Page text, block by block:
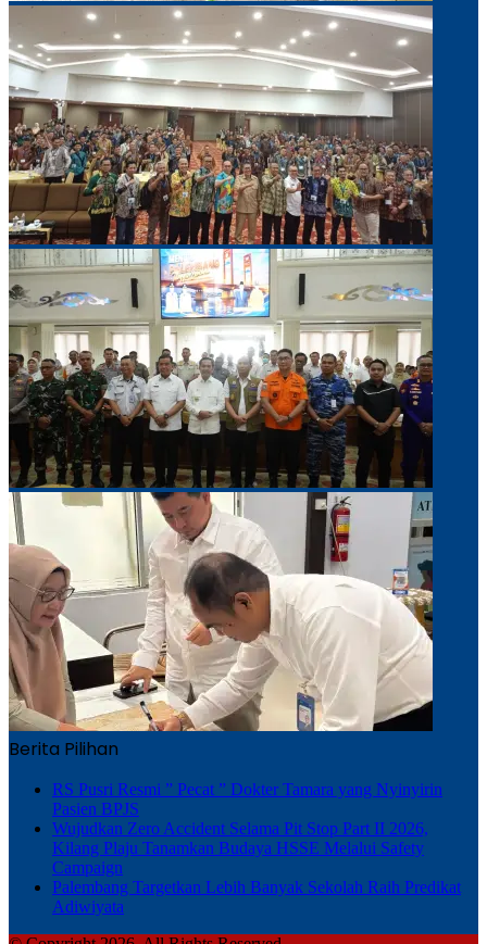
Berita Pilihan
RS Pusri Resmi ” Pecat ” Dokter Tamara yang Nyinyirin
Pasien BPJS
Wujudkan Zero Accident Selama Pit Stop Part II 2026,
Kilang Plaju Tanamkan Budaya HSSE Melalui Safety
Campaign
Palembang Targetkan Lebih Banyak Sekolah Raih Predikat
Adiwiyata